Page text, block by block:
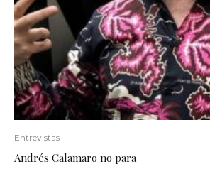
Entrevistas
Andrés Calamaro no para